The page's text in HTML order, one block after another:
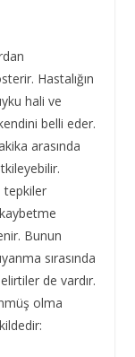
Hastalığın
hali ve
belli eder.
arasında
tepkiler
Bunun
sırasında
de vardır.
olma